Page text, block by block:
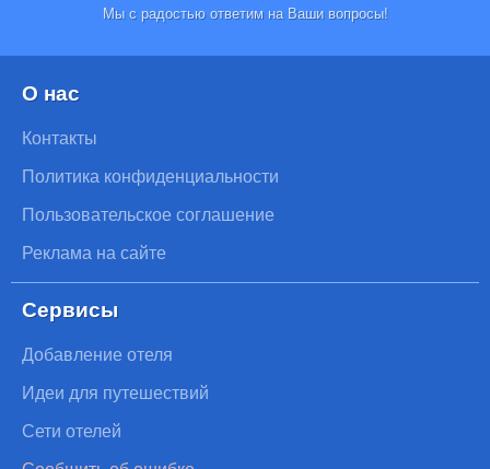
Мы с радостью ответим на Ваши вопросы!
О нас
Контакты
Политика конфиденциальности
Пользовательское соглашение
Реклама на сайте
Сервисы
Добавление отеля
Идеи для путешествий
Сети отелей